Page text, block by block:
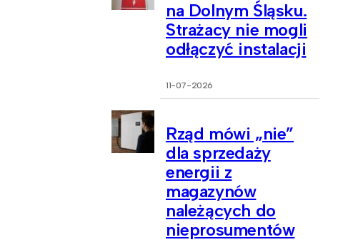
na Dolnym Śląsku.
Strażacy nie mogli
odłączyć instalacji
11-07-2026
Rząd mówi „nie”
dla sprzedaży
energii z
magazynów
należących do
nieprosumentów